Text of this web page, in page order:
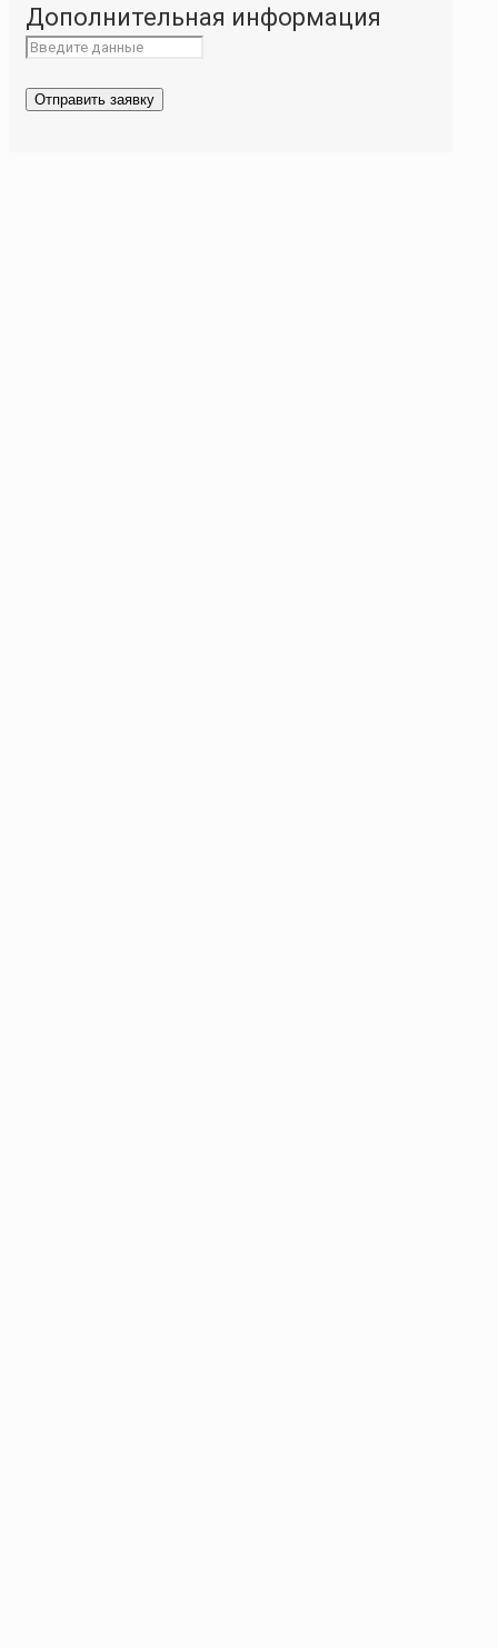
Please
enter
characters
Дополнительная информация